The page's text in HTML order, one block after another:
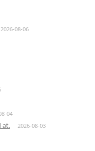
2026-08-06
04
at. 2026-08-03